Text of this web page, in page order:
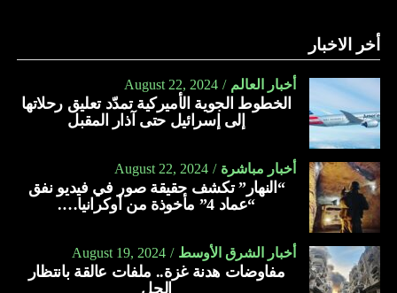
أخر الاخبار
أخبار العالم August 22, 2024
الخطوط الجوية الأميركية تمدّد تعليق رحلاتها
إلى إسرائيل حتى آذار المقبل
أخبار مباشرة August 22, 2024
“النهار” تكشف حقيقة صور في فيديو نفق
“عماد 4” مأخوذة من أوكرانيا….
أخبار الشرق الأوسط August 19, 2024
مفاوضات هدنة غزة.. ملفات عالقة بانتظار
الحل